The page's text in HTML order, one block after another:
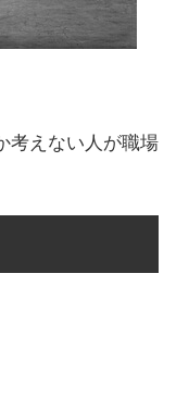
考えない人が職場